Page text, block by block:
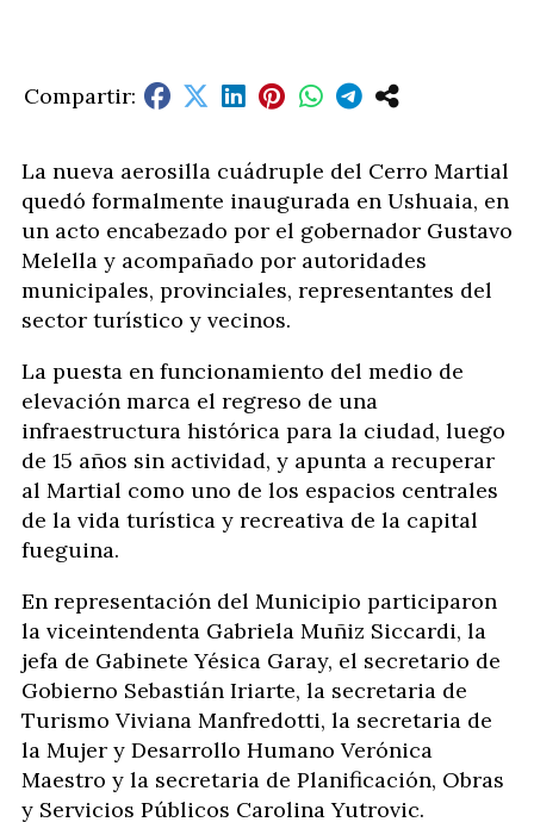
La nueva aerosilla cuádruple del Cerro Martial
quedó formalmente inaugurada en Ushuaia, en
un acto encabezado por el gobernador Gustavo
Melella y acompañado por autoridades
municipales, provinciales, representantes del
sector turístico y vecinos.
La puesta en funcionamiento del medio de
elevación marca el regreso de una
infraestructura histórica para la ciudad, luego
de 15 años sin actividad, y apunta a recuperar
al Martial como uno de los espacios centrales
de la vida turística y recreativa de la capital
fueguina.
En representación del Municipio participaron
la viceintendenta Gabriela Muñiz Siccardi, la
jefa de Gabinete Yésica Garay, el secretario de
Gobierno Sebastián Iriarte, la secretaria de
Turismo Viviana Manfredotti, la secretaria de
la Mujer y Desarrollo Humano Verónica
Maestro y la secretaria de Planificación, Obras
y Servicios Públicos Carolina Yutrovic.